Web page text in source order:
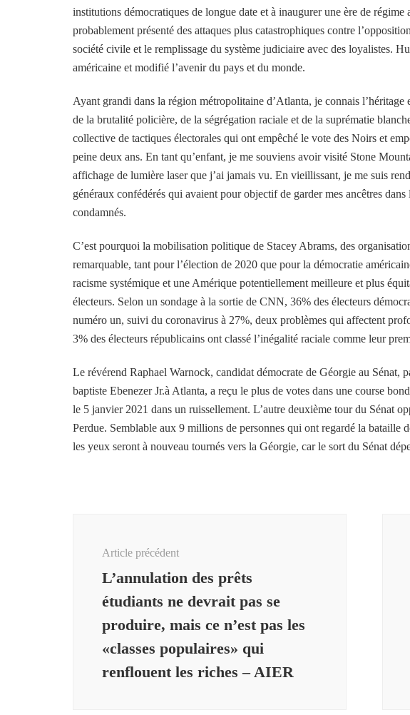
institutions démocratiques de longue date et à inaugurer une ère de
probablement présenté des attaques plus catastrophiques contre
société civile et le remplissage du système judiciaire avec des loyalistes.
américaine et modifié l’avenir du pays et du monde.
Ayant grandi dans la région métropolitaine d’Atlanta, je connais l’héritage
de la brutalité policière, de la ségrégation raciale et de la suprématie
collective de tactiques électorales qui ont empêché le vote des Noirs et
peine deux ans. En tant qu’enfant, je me souviens avoir visité Stone
affichage de lumière laser que j’ai jamais vu. En vieillissant, je me suis
généraux confédérés qui avaient pour objectif de garder mes ancêtres
condamnés.
C’est pourquoi la mobilisation politique de Stacey Abrams, des
remarquable, tant pour l’élection de 2020 que pour la démocratie
racisme systémique et une Amérique potentiellement meilleure et plus
électeurs. Selon un sondage à la sortie de CNN, 36% des électeurs
numéro un, suivi du coronavirus à 27%, deux problèmes qui affectent
3% des électeurs républicains ont classé l’inégalité raciale comme leur
Le révérend Raphael Warnock, candidat démocrate de Géorgie au
baptiste Ebenezer Jr.à Atlanta, a reçu le plus de votes dans une course
le 5 janvier 2021 dans un ruissellement. L’autre deuxième tour du Sénat
Perdue. Semblable aux 9 millions de personnes qui ont regardé la bataille
les yeux seront à nouveau tournés vers la Géorgie, car le sort du Sénat
Article précédent
L’annulation des prêts
étudiants ne devrait pas se
produire, mais ce n’est pas les
«classes populaires» qui
renflouent les riches – AIER